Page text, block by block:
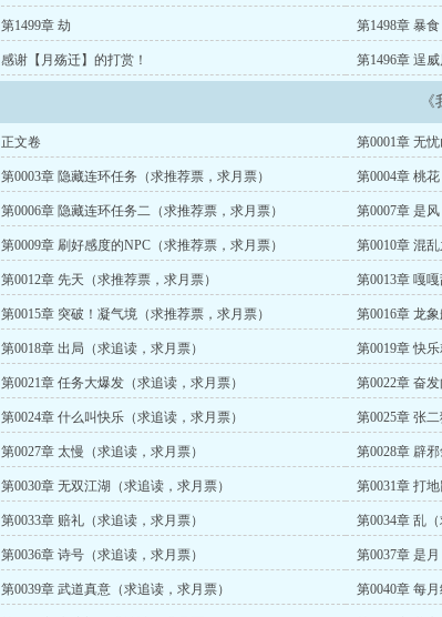
第1499章 劫 第1498章 暴食
感谢【月殇迁】的打赏！ 第1496章 逞
正文卷 第0001章 无
第0003章 隐藏连环任务（求推荐票，求月票） 第0004章 桃
第0006章 隐藏连环任务二（求推荐票，求月票） 第0007章 是
第0009章 刷好感度的NPC（求推荐票，求月票） 第0010章 混
第0012章 先天（求推荐票，求月票） 第0013章 嘎
第0015章 突破！凝气境（求推荐票，求月票） 第0016章 龙
第0018章 出局（求追读，求月票） 第0019章 快
第0021章 任务大爆发（求追读，求月票） 第0022章 奋
第0024章 什么叫快乐（求追读，求月票） 第0025章 张
第0027章 太慢（求追读，求月票） 第0028章 辟
第0030章 无双江湖（求追读，求月票） 第0031章 打
第0033章 赔礼（求追读，求月票） 第0034章 乱
第0036章 诗号（求追读，求月票） 第0037章 是
第0039章 武道真意（求追读，求月票） 第0040章 每